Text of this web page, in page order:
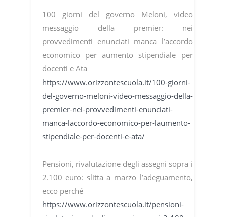
100 giorni del governo Meloni, video
messaggio della premier: nei
provvedimenti enunciati manca l’accordo
economico per aumento stipendiale per
docenti e Ata
https://www.orizzontescuola.it/100-giorni-
del-governo-meloni-video-messaggio-della-
premier-nei-provvedimenti-enunciati-
manca-laccordo-economico-per-laumento-
stipendiale-per-docenti-e-ata/
Pensioni, rivalutazione degli assegni sopra i
2.100 euro: slitta a marzo l’adeguamento,
ecco perché
https://www.orizzontescuola.it/pensioni-